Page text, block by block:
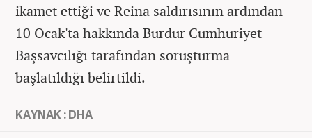
ikamet ettiği ve Reina saldırısının ardından
10 Ocak'ta hakkında Burdur Cumhuriyet
Başsavcılığı tarafından soruşturma
başlatıldığı belirtildi.
KAYNAK : DHA